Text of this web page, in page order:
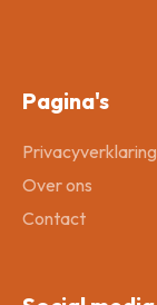
Pagina's
Privacyverklaring
Over ons
Contact